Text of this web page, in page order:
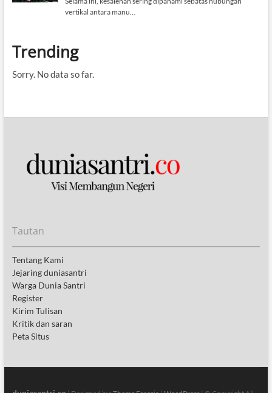
Trending
Sorry. No data so far.
Tautan
Tentang Kami
Jejaring duniasantri
Warga Dunia Santri
Register
Kirim Tulisan
Kritik dan saran
Peta Situs